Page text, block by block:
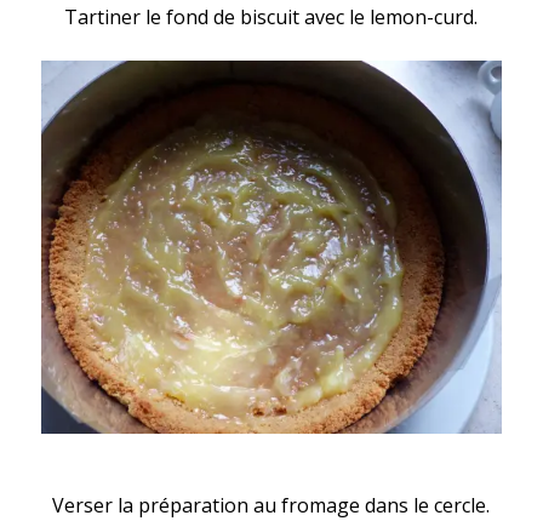
Tartiner le fond de biscuit avec le lemon-curd.
Verser la préparation au fromage dans le cercle.